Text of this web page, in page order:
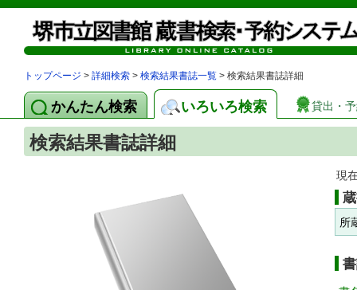
トップページ > 詳細検索 > 検索結果書誌一覧 > 検索結果書誌詳細
かんたん検索 いろいろ検索 貸出・
検索結果書誌詳細
現
所